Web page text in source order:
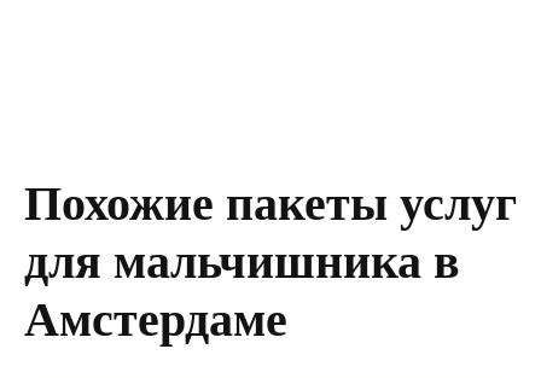
Похожие пакеты услуг
для мальчишника в
Амстердаме